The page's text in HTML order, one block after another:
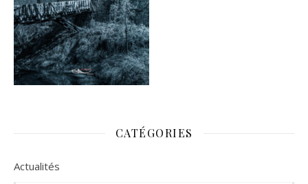
CATÉGORIES
Actualités